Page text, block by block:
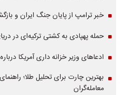
خبر ترامپ از پایان جنگ ایران و
حمله پهپادی به کشتی ترکیه‌ای در
ادعاهای وزیر خزانه داری آمریکا
بهترین چارت برای تحلیل طلا؛
معامله‌گران